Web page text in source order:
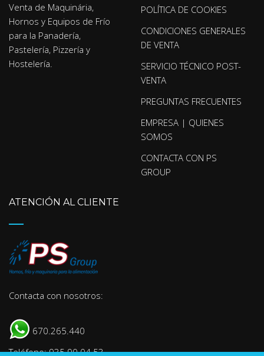
Venta de Maquinária,
Hornos y Equipos de Frío
para la Panadería,
Pastelería, Pizzería y
Hostelería.
POLÍTICA DE COOKIES
CONDICIONES GENERALES
DE VENTA
SERVICIO TÉCNICO POST-
VENTA
PREGUNTAS FRECUENTES
EMPRESA | QUIENES
SOMOS
CONTACTA CON PS
GROUP
ATENCIÓN AL CLIENTE
Contacta con nosotros:
670.265.440
Teléfono: 935 90 04 53